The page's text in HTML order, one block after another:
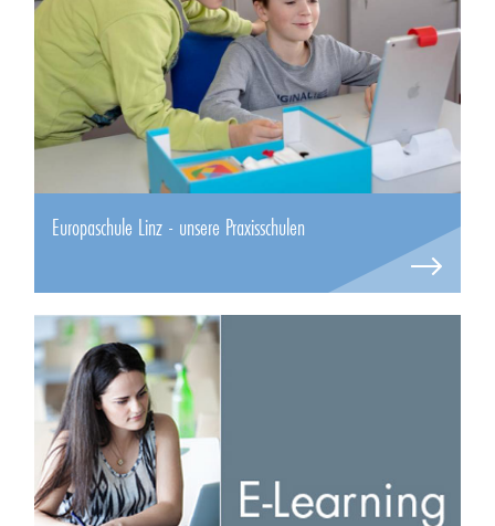
Europaschule Linz - unsere Praxisschulen